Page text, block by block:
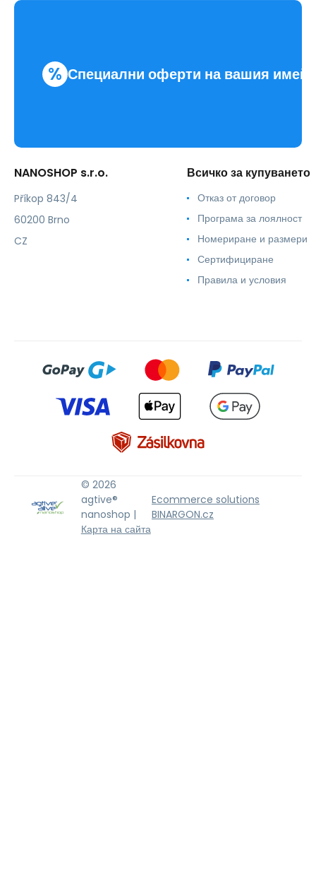
% Специални оферти на вашия
NANOSHOP s.r.o.
Příkop 843/4
60200 Brno
CZ
Всичко за купуването
Отказ от договор
Програма за лоялност
Номериране и размери
Сертифициране
Правила и условия
© 2026
agtive®
nanoshop |
Карта на сайта
Ecommerce solutions
BINARGON.cz